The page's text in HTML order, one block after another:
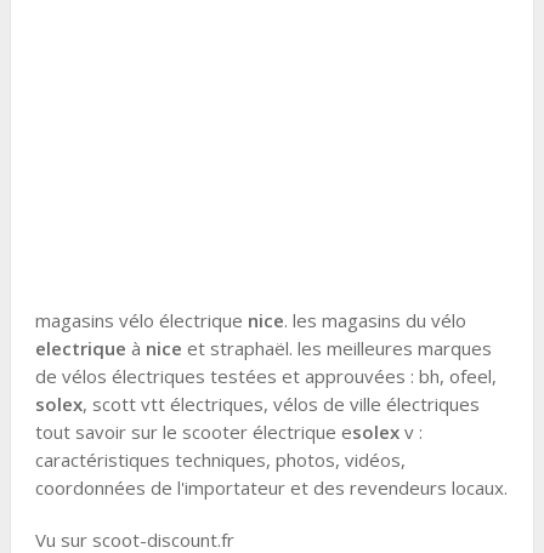
magasins vélo électrique nice. les magasins du vélo
electrique à nice et straphaël. les meilleures marques
de vélos électriques testées et approuvées : bh, ofeel,
solex, scott vtt électriques, vélos de ville électriques
tout savoir sur le scooter électrique esolexv :
caractéristiques techniques, photos, vidéos,
coordonnées de l'importateur et des revendeurs locaux.
Vu sur scoot-discount.fr